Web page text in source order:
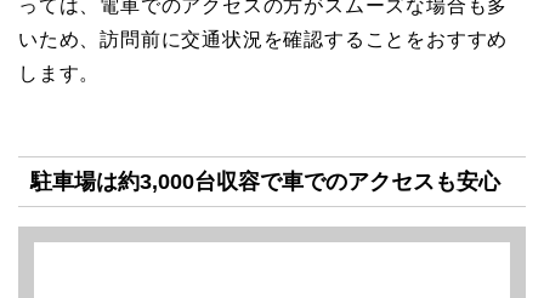
っては、電車でのアクセスの方がスムーズな場合も多
いため、訪問前に交通状況を確認することをおすすめ
します。
駐車場は約3,000台収容で車でのアクセスも安心